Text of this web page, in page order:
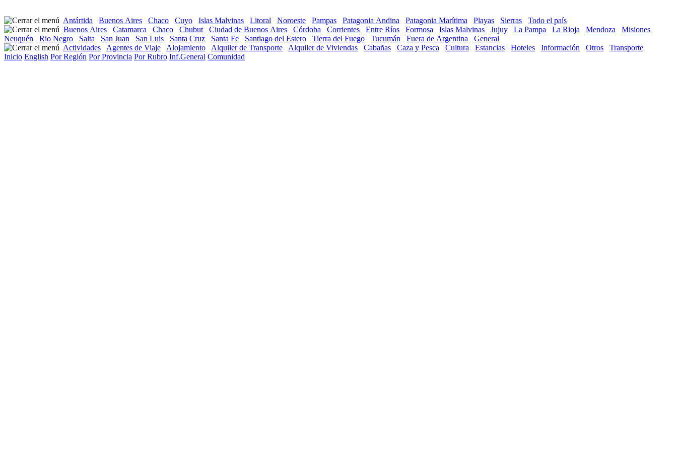
Antártida Buenos Aires Chaco Cuyo Islas Malvinas Litoral Noroeste Pampas Patagonia Andina Patagonia Marítima Playas Sierras
Todo el país
Buenos Aires
Catamarca Chaco Chubut Ciudad de Buenos Aires Córdoba Corrientes Entre Ríos Formosa Islas Malvinas Jujuy La Pampa La Rioja Mendoza
Misiones
Neuquén
Rio Negro Salta San Juan San Luis Santa Cruz Santa Fe Santiago del Estero Tierra del Fuego Tucumán Fuera de Argentina
General
Actividades
Agentes de Viaje Alojamiento Alquiler de Transporte Alquiler de Viviendas Cabañas Caza y Pesca Cultura Estancias Hoteles Información Otros
Transporte
Inicio English Por Región Por Provincia Por Rubro Inf.General Comunidad